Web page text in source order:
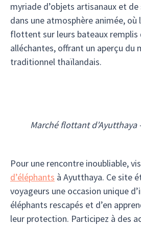
myriade d’objets artisanaux et
dans une atmosphère animée, où
flottent sur leurs bateaux remplis
alléchantes, offrant un aperçu du
traditionnel thaïlandais.
Marché flottant d’Ayutthaya
Pour une rencontre inoubliable,
d’éléphants à Ayutthaya. Ce site
voyageurs une occasion unique
éléphants rescapés et d’en
leur protection. Participez à des